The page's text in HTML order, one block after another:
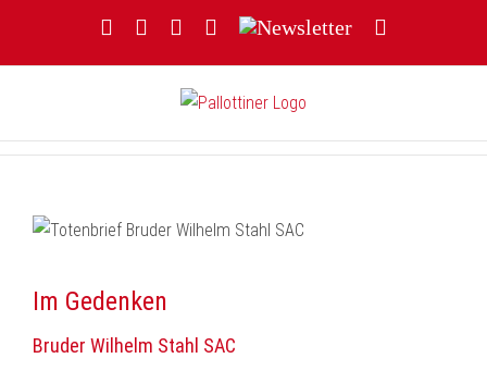
FacebookYouTubeInstagram
Threads
Newsletter
Im Gedenken
Bruder Wilhelm Stahl SAC